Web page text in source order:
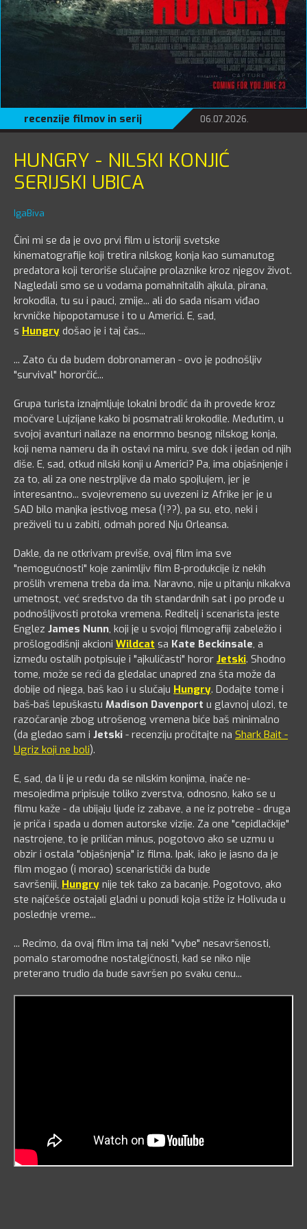
recenzije filmov in serij 06.07.2026.
HUNGRY - NILSKI KONJIĆ
SERIJSKI UBICA
IgaBiva
Čini mi se da je ovo prvi film u istoriji svetske
kinematografije koji tretira nilskog konja kao sumanutog
predatora koji teroriše slučajne prolaznike kroz njegov život.
Nagledali smo se u vodama pomahnitalih ajkula, pirana,
krokodila, tu su i pauci, zmije... ali do sada nisam viđao
krvničke hipopotamuse i to u Americi. E, sad,
s Hungry došao je i taj čas...
... Zato ću da budem dobronameran - ovo je podnošljiv
"survival" hororčić...
Grupa turista iznajmljuje lokalni brodić da ih provede kroz
močvare Lujzijane kako bi posmatrali krokodile. Međutim, u
svojoj avanturi nailaze na enormno besnog nilskog konja,
koji nema nameru da ih ostavi na miru, sve dok i jedan od njih
diše. E, sad, otkud nilski konji u Americi? Pa, ima objašnjenje i
za to, ali za one nestrpljive da malo spojlujem, jer je
interesantno... svojevremeno su uvezeni iz Afrike jer je u
SAD bilo manjka jestivog mesa (!??), pa su, eto, neki i
preživeli tu u zabiti, odmah pored Nju Orleansa.
Dakle, da ne otkrivam previše, ovaj film ima sve
"nemogućnosti" koje zanimljiv film B-produkcije iz nekih
prošlih vremena treba da ima. Naravno, nije u pitanju nikakva
umetnost, već sredstvo da tih standardnih sat i po prođe u
podnošljivosti protoka vremena. Reditelj i scenarista jeste
Englez James Nunn, koji je u svojoj filmografiji zabeležio i
prošlogodišnji akcioni Wildcat sa Kate Beckinsale, a
između ostalih potpisuje i "ajkuličasti" horor Jetski. Shodno
tome, može se reći da gledalac unapred zna šta može da
dobije od njega, baš kao i u slučaju Hungry. Dodajte tome i
baš-baš lepuškastu Madison Davenport u glavnoj ulozi, te
razočaranje zbog utrošenog vremena biće baš minimalno
(da gledao sam i Jetski - recenziju pročitajte na Shark Bait -
Ugriz koji ne boli).
E, sad, da li je u redu da se nilskim konjima, inače ne-
mesojedima pripisuje toliko zverstva, odnosno, kako se u
filmu kaže - da ubijaju ljude iz zabave, a ne iz potrebe - druga
je priča i spada u domen autorske vizije. Za one "cepidlačkije"
nastrojene, to je priličan minus, pogotovo ako se uzmu u
obzir i ostala "objašnjenja" iz filma. Ipak, iako je jasno da je
film mogao (i morao) scenaristički da bude
savršeniji, Hungry nije tek tako za bacanje. Pogotovo, ako
ste najčešće ostajali gladni u ponudi koja stiže iz Holivuda u
poslednje vreme...
... Recimo, da ovaj film ima taj neki "vybe" nesavršenosti,
pomalo staromodne nostalgičnosti, kad se niko nije
preterano trudio da bude savršen po svaku cenu...